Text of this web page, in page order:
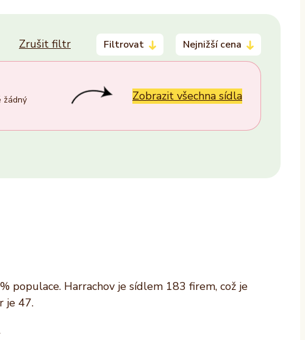
Zrušit filtr Filtrovat
Nejnižší cena
ALTAXO SE
COMEFLEX CONSULTING s.r.o.
Firmus a.s.
žádný
Zobrazit všechna sídla
populace. Harrachov je sídlem 183 firem, což je
je 47.